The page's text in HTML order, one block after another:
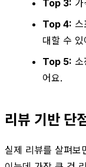
Top 3:
Top 4: 스
대할 수 있
Top 5:
어요.
리뷰 기반 단
실제 리뷰를 살펴보